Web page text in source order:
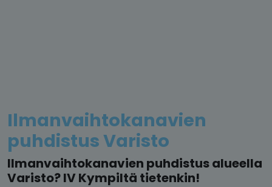
Ilmanvaihtokanavien
puhdistus Varisto
Ilmanvaihtokanavien puhdistus alueella
Varisto? IV Kympiltä tietenkin!